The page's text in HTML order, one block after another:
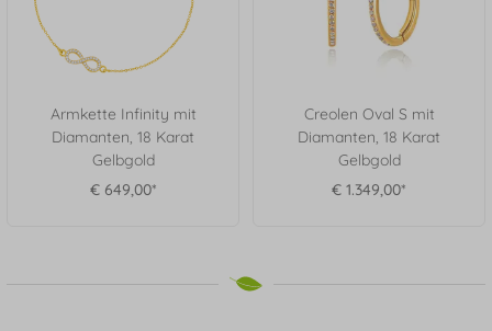
Armkette Infinity mit
Diamanten, 18 Karat
Gelbgold
€ 649,00*
Creolen Oval S mit
Diamanten, 18 Karat
Gelbgold
€ 1.349,00*